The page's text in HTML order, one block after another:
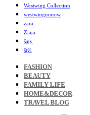
Westwing Collection
westwingnonow
zara
Ziaja
šaty
štýl
FASHION
BEAUTY
FAMILY LIFE
HOME&DECOR
TRAVEL BLOG